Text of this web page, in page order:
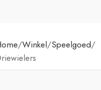
Winkel Speelgoed